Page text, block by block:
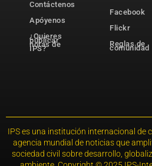
Contáctenos
Apóyenos
¿Quieres
publicar
notas de
IPS?
Facebook
Flickr
Reglas de
comunidad
IPS es una institución internacional de
agencia mundial de noticias que
sociedad civil sobre desarrollo,